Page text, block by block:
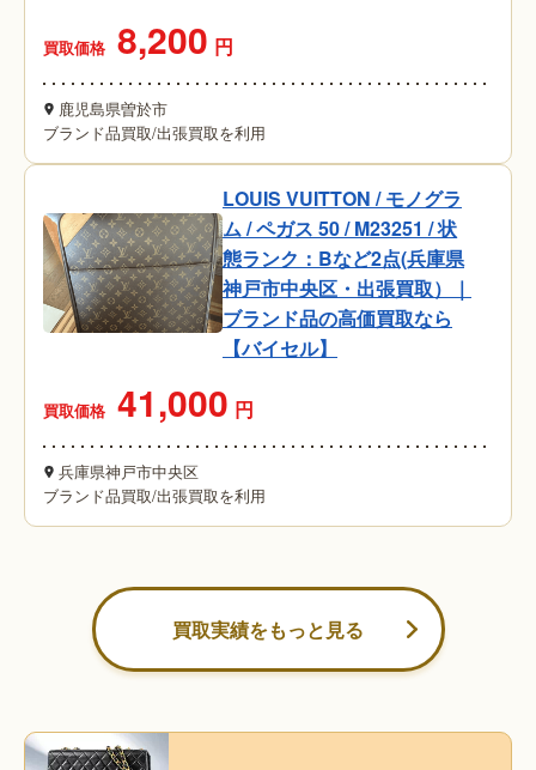
買取価格 8,200 円
鹿児島県曽於市
ブランド品買取/出張買取を利用
LOUIS VUITTON / モノグラ
ム / ペガス 50 / M23251 / 状
態ランク：Bなど2点(兵庫県
神戸市中央区・出張買取）｜
ブランド品の高価買取なら
【バイセル】
買取価格 41,000 円
兵庫県神戸市中央区
ブランド品買取/出張買取を利用
買取実績をもっと見る